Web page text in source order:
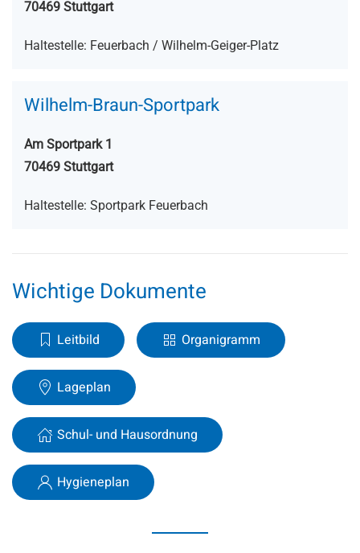
70469 Stuttgart
Haltestelle: Feuerbach / Wilhelm-Geiger-Platz
Wilhelm-Braun-Sportpark
Am Sportpark 1
70469 Stuttgart
Haltestelle: Sportpark Feuerbach
Wichtige Dokumente
Leitbild Organigramm
Lageplan
Schul- und Hausordnung
Hygieneplan